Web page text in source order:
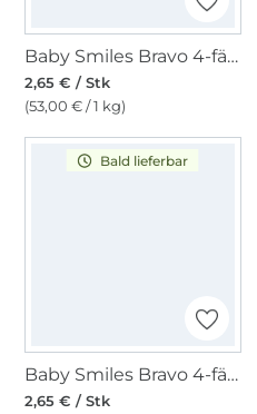
Baby Smiles Bravo 4-fädig, sonne
2,65 € / Stk
(53,00 € / 1 kg)
Bald lieferbar
Baby Smiles Bravo 4-fädig, confetti
2,65 € / Stk